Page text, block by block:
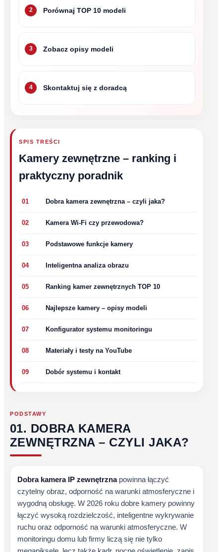
2 Porównaj TOP 10 modeli
3 Zobacz opisy modeli
4 Skontaktuj się z doradcą
SPIS TREŚCI
Kamery zewnętrzne – ranking i
praktyczny poradnik
01 Dobra kamera zewnętrzna – czyli jaka?
02 Kamera Wi‑Fi czy przewodowa?
03 Podstawowe funkcje kamery
04 Inteligentna analiza obrazu
05 Ranking kamer zewnętrznych TOP 10
06 Najlepsze kamery – opisy modeli
07 Konfigurator systemu monitoringu
08 Materiały i testy na YouTube
09 Dobór systemu i kontakt
PODSTAWY
01. DOBRA KAMERA
ZEWNĘTRZNA – CZYLI JAKA?
Dobra kamera IP zewnętrznapowinna łączyć
czytelny obraz, odporność na warunki atmosferyczne i
wygodną obsługę. W 2026 roku dobre kamery powinny
łączyć wysoką rozdzielczość, inteligentne wykrywanie
ruchu oraz odporność na warunki atmosferyczne. W
monitoringu domu lub firmy liczą się nie tylko